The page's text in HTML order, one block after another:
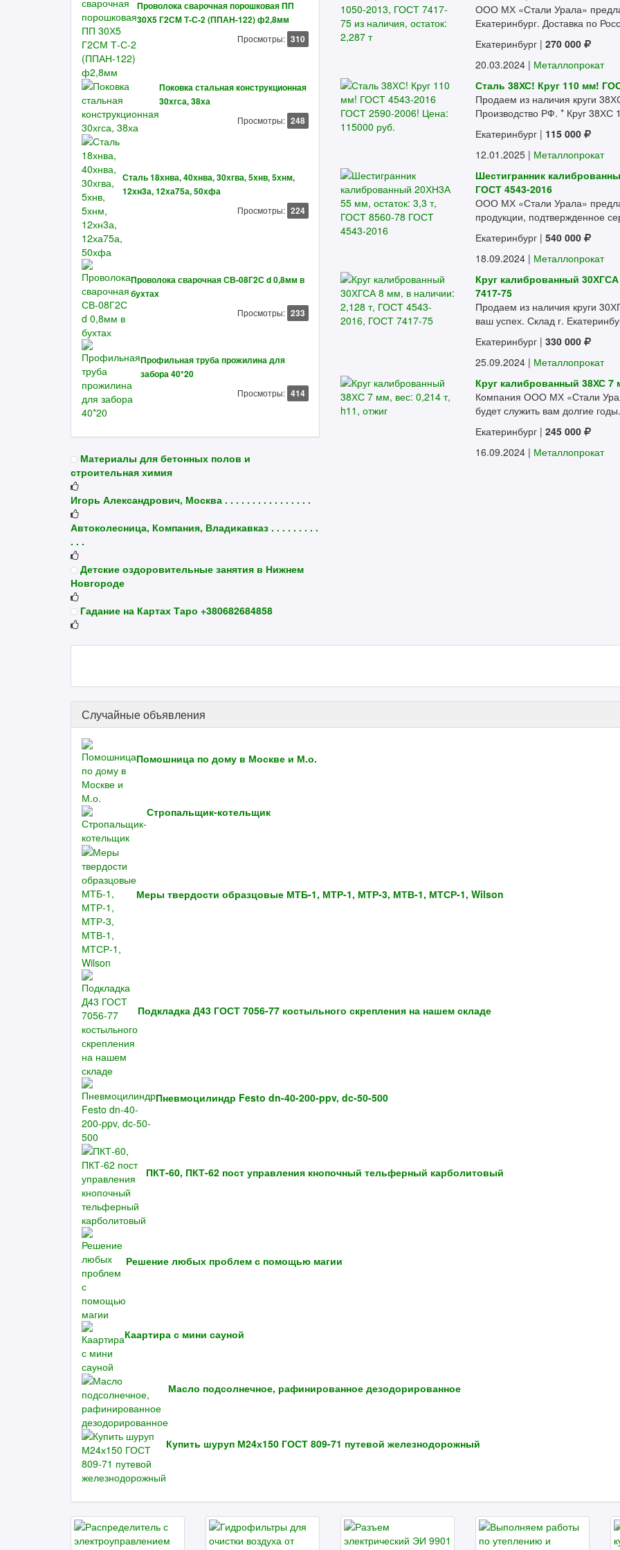
ООО МХ «Стали Урала»
Екатеринбург. Доставка по
Екатеринбург | 270 000
20.03.2024 | Металлопрокат
Сталь 38ХС! Круг 110 мм!
Продаем из наличия круги
Производство РФ. * Круг 38ХС
Екатеринбург | 115 000
12.01.2025 | Металлопрокат
Шестигранник
ГОСТ 4543-2016
ООО МХ «Стали Урала»
продукции, подтвержденное
Екатеринбург | 540 000
18.09.2024 | Металлопрокат
Круг калиброванный
7417-75
Продаем из наличия круги
ваш успех. Склад г.
Екатеринбург | 330 000
25.09.2024 | Металлопрокат
Круг калиброванный 38ХС 7
Компания ООО МХ «Стали
будет служить вам долгие
Екатеринбург | 245 000
16.09.2024 | Металлопрокат
Проволока сварочная порошковая ПП
30Х5 Г2СМ Т-С-2 (ППАН-122) ф2,8мм
Просмотры: 310
Поковка стальная конструкционная
30хгса, 38ха
Просмотры: 248
Сталь 18хнва, 40хнва, 30хгва, 5хнв, 5хнм,
12хн3а, 12ха75а, 50хфа
Просмотры: 224
Проволока сварочная СВ-08Г2С d 0,8мм в
бухтах
Просмотры: 233
Профильная труба прожилина для
забора 40*20
Просмотры: 414
Материалы для бетонных полов и
строительная химия
Игорь Александрович, Москва . . . . . . . . . . . . . . . .
Автоколесница, Компания, Владикавказ . . . . . . . . .
. . .
Детские оздоровительные занятия в Нижнем
Новгороде
Гадание на Картах Таро +380682684858
Случайные объявления
Помошница по дому в Москве и М.о.
Стропальщик-котельщик
Меры твердости образцовые МТБ-1, МТР-1, МТР-3, МТВ-1, МТСР-1, Wilson
Подкладка Д43 ГОСТ 7056-77 костыльного скрепления на нашем складе
Пневмоцилиндр Festo dn-40-200-ppv, dc-50-500
ПКТ-60, ПКТ-62 пост управления кнопочный тельферный карболитовый
Решение любых проблем с помощью магии
Каартира с мини сауной
Масло подсолнечное, рафинированное дезодорированное
Купить шуруп М24х150 ГОСТ 809-71 путевой железнодорожный